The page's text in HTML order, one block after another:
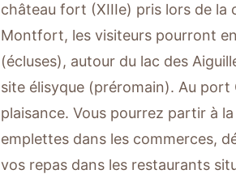
château fort (XIIIe) pris lors de la
Montfort, les visiteurs pourront
(écluses), autour du lac des
site élisyque (préromain). Au
plaisance. Vous pourrez partir à
emplettes dans les commerces,
vos repas dans les restaurants